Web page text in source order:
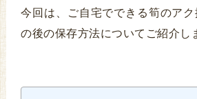
今回は、ご自宅でできる筍のア
の後の保存方法についてご紹介し